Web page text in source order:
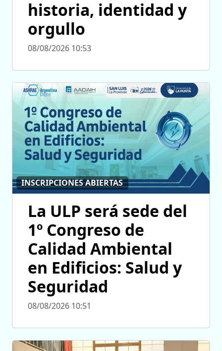
historia, identidad y
orgullo
08/08/2026 10:53
INSCRIPCIONES ABIERTAS
La ULP será sede del
1º Congreso de
Calidad Ambiental
en Edificios: Salud y
Seguridad
08/08/2026 10:51